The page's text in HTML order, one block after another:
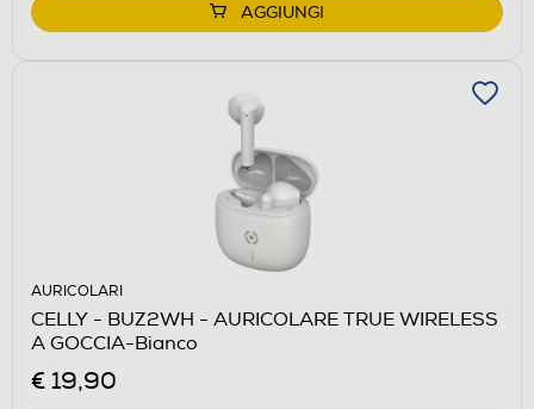
AGGIUNGI
AURICOLARI
CELLY - BUZ2WH - AURICOLARE TRUE WIRELESS
A GOCCIA-Bianco
€ 19,90